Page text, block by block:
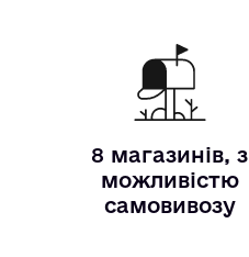
8 магазинів, з
можливістю
самовивозу